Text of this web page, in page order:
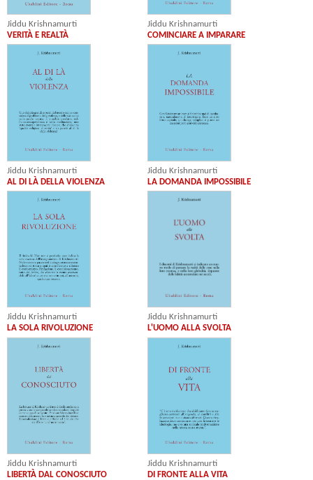
Jiddu Krishnamurti
VERITÀ E REALTÀ
Jiddu Krishnamurti
COMINCIARE A IMPARARE
Jiddu Krishnamurti
AL DI LÀ DELLA VIOLENZA
Jiddu Krishnamurti
LA DOMANDA IMPOSSIBILE
Jiddu Krishnamurti
LA SOLA RIVOLUZIONE
Jiddu Krishnamurti
L'UOMO ALLA SVOLTA
Jiddu Krishnamurti
LIBERTÀ DAL CONOSCIUTO
Jiddu Krishnamurti
DI FRONTE ALLA VITA